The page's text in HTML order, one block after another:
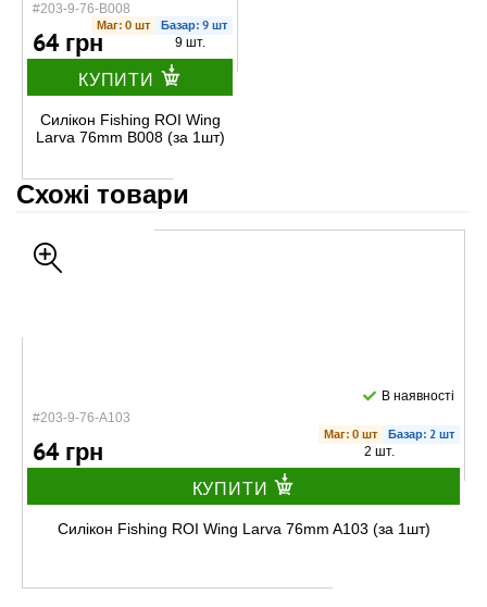
#203-9-76-B008
Маг: 0 шт Базар: 9 шт
64 грн 9 шт.
КУПИТИ
Силікон Fishing ROI Wing
Larva 76mm B008 (за 1шт)
Схожі товари
#203-9-76-A103
В наявності
Маг: 0 шт Базар: 2 шт
64 грн 2 шт.
КУПИТИ
Силікон Fishing ROI Wing Larva 76mm A103 (за 1шт)